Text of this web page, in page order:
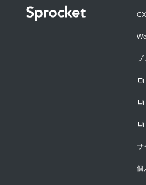
ブ
サ
個